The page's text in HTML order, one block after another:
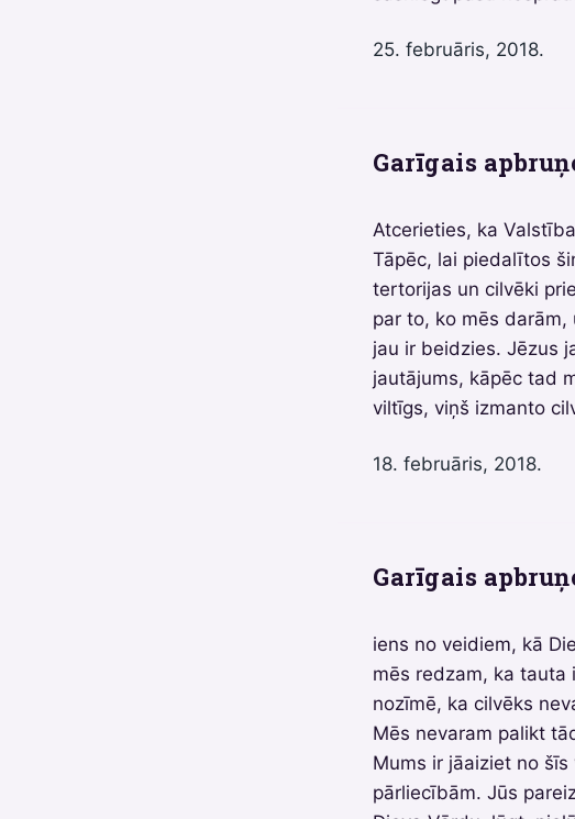
25. februāris, 2018.
Garīgais
Atcerieties, ka
Tāpēc, lai piedalītos
tertorijas un cilvēki
par to, ko mēs
jau ir beidzies. Jēzus
jautājums, kāpēc tad
viltīgs, viņš izmanto
18. februāris, 2018.
Garīgais
iens no veidiem, kā
mēs redzam, ka
nozīmē, ka cilvēks
Mēs nevaram palikt
Mums ir jāaiziet no
pārliecībām. Jūs